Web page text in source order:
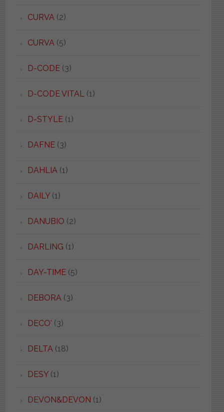
CURVA(2)
CURVA(5)
D-CODE(3)
D-CODE VITAL(1)
D-STYLE(1)
DAFNE(3)
DAHLIA(1)
DAILY(1)
DANUBIO (2)
DARLING (1)
DAY-TIME(5)
DEBORA(3)
DECO' (3)
DELTA(18)
DESY(1)
DEVON&DEVON (1)